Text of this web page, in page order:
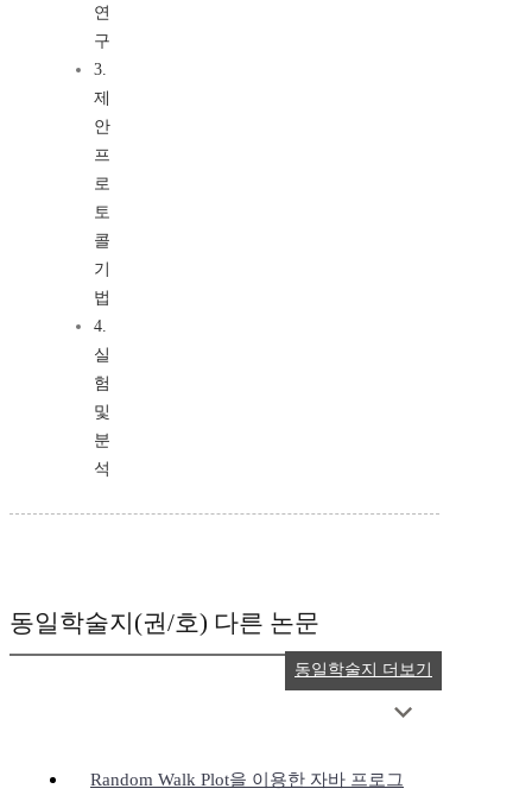
연
구
3.
제
안
프
로
토
콜
기
법
4.
실
험
및
분
석
동일학술지(권/호) 다른 논문
Random Walk Plot을 이용한 자바 프로그
동일학술지 더보기